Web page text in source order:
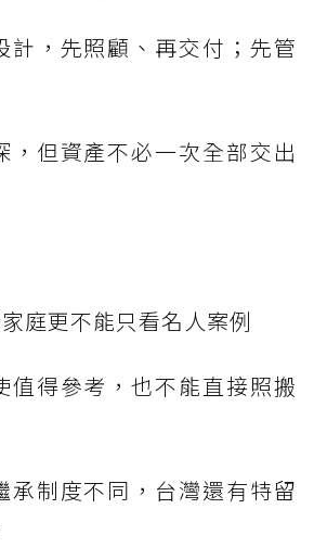
計，先照顧、再交付；先管
，但資產不必一次全部交出
庭更不能只看名人案例
值得參考，也不能直接照搬
承制度不同，台灣還有特留